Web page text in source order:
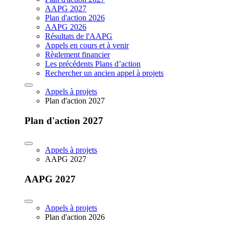
AAPG 2027
Plan d'action 2026
AAPG 2026
Résultats de l'AAPG
Appels en cours et à venir
Règlement financier
Les précédents Plans d’action
Rechercher un ancien appel à projets
Appels à projets
Plan d'action 2027
Plan d'action 2027
Appels à projets
AAPG 2027
AAPG 2027
Appels à projets
Plan d'action 2026